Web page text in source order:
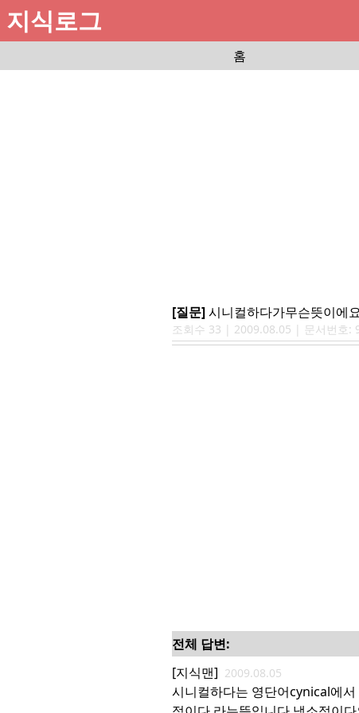
지식로그
홈
[질문]시니컬하다가무슨뜻이에
조회수 33 | 2009.08.05 | 문서번호:
전체 답변:
[지식맨] 2009.08.05
시니컬하다는 영단어cynical에